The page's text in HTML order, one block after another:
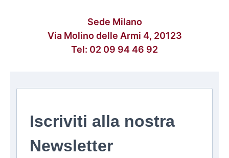
Sede Milano
Via Molino delle Armi 4, 20123
Tel: 02 09 94 46 92
Iscriviti alla nostra
Newsletter